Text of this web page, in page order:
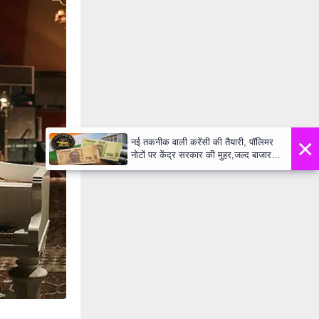
×
नई तकनीक वाली करेंसी की तैयारी, पॉलिमर
नोटों पर केंद्र सरकार की मुहर,जल्द बाजार में
दिखेंगे प्लास्टिक के ₹10 और ₹20 के नोट -